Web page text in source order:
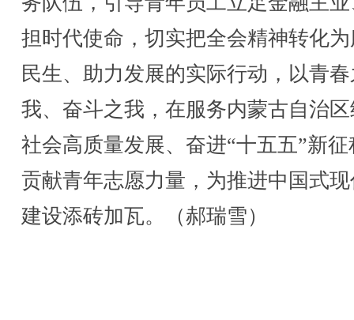
担时代使命，切实把全会精神转化
民生、助力发展的实际行动，以青
我、奋斗之我，在服务内蒙古自治
社会高质量发展、奋进“十五五”新征
贡献青年志愿力量，为推进中国式
建设添砖加瓦。（郝瑞雪）